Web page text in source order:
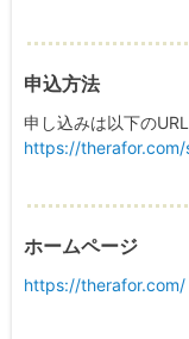
申込方法
申し込みは以下の
https://therafor.com/
ホームページ
https://therafor.com/